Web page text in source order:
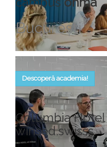
Bucureşti
Descoperă academia!
Columbia
winsed.swisss